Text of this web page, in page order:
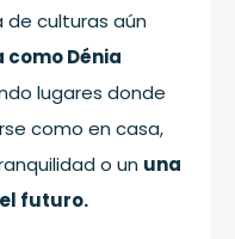
de culturas aún
como Dénia
lugares donde
como en casa,
o un una
futuro.